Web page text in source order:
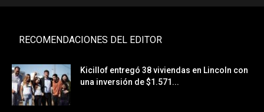
RECOMENDACIONES DEL EDITOR
Kicillof entregó 38 viviendas en Lincoln con
una inversión de $1.571...